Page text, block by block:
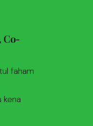
Co-
faham
kena